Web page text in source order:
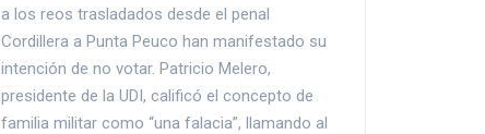
a los reos trasladados desde el penal
Cordillera a Punta Peuco han manifestado su
intención de no votar. Patricio Melero,
presidente de la UDI, calificó el concepto de
familia militar como “una falacia”, llamando al